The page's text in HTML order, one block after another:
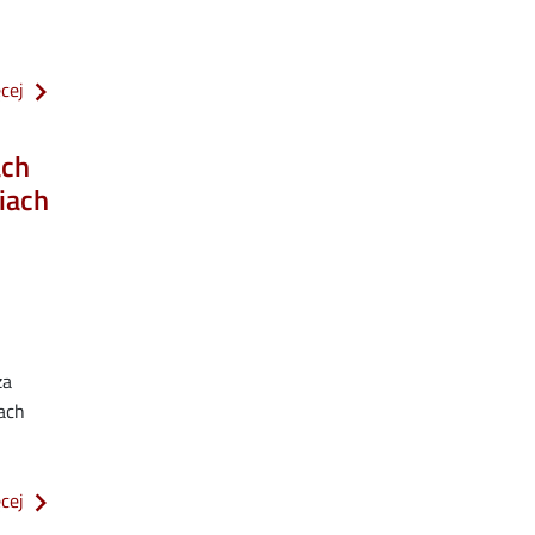
o komunikat ws. trybów, form i terminów składania
o komunikat ws. opłat za usługi edukacyjne i inne usługi